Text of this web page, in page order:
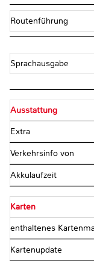
Routenführung
Sprachausgabe
Ausstattung
Extra
Verkehrsinfo von
Akkulaufzeit
Karten
enthaltenes
Kartenupdate